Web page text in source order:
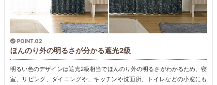
POINT.02
ほんのり外の明るさが分かる遮光2級
明るい色のデザインは遮光2級相当でほんのり外の明るさがわかるため、寝
室、リビング、ダイニングや、キッチンや洗面所、トイレなどの小窓にも